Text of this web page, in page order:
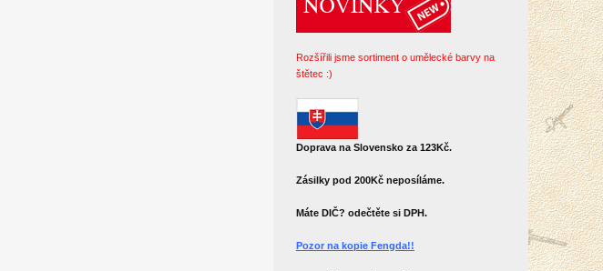
Rozšířili jsme sortiment o umělecké barvy na
štětec :)
Doprava na Slovensko za 123Kč.
Zásilky pod 200Kč neposíláme.
Máte DIČ? odečtěte si DPH.
Pozor na kopie Fengda!!